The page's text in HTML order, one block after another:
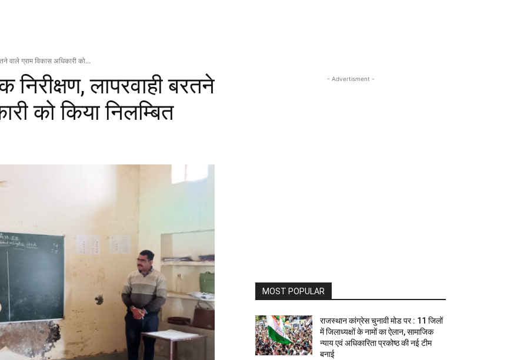
वाले ग्राम विकास अधिकारी को...
लापरवाही बरतने
को किया निलम्बित
- Advertisment -
MOST POPULAR
राजस्‍थान कांग्रेस चुनावी मोड पर : 11 जिलों
में जिलाध्‍यक्षों के नामों का ऐलान, सामाजिक
न्‍याय एवं अधिकारिता प्रकोष्‍ठ की नई टीम
बनाई